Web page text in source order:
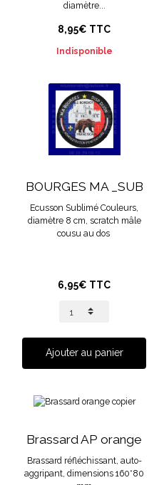
diamètre...
8,95€ TTC
Indisponible
BOURGES MA _SUB
Ecusson Sublimé Couleurs,
diamètre 8 cm, scratch mâle
cousu au dos
6,95€ TTC
Ajouter au panier
Brassard AP orange
Brassard réfléchissant, auto-
aggripant, dimensions 160*80